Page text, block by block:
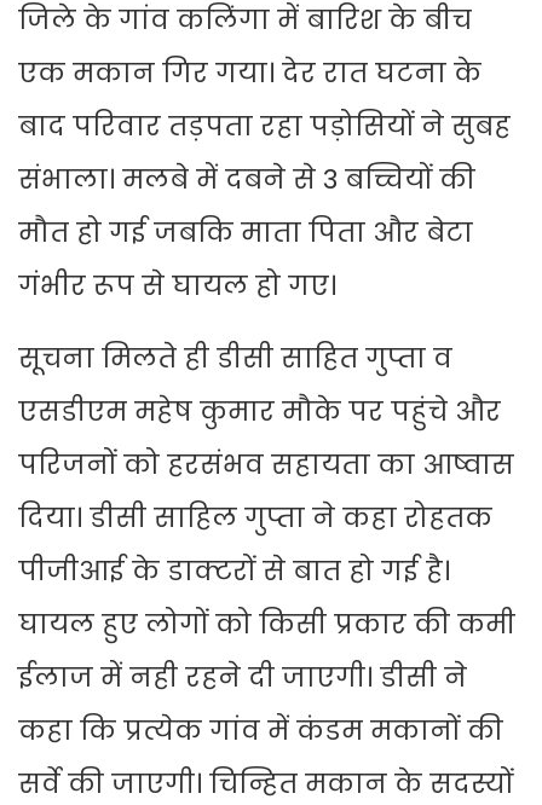
जिले के गांव कलिंगा में बारिश के बीच
एक मकान गिर गया। देर रात घटना के
बाद परिवार तड़पता रहा पड़ोसियों ने सुबह
संभाला। मलबे में दबने से 3 बच्चियों की
मौत हो गई जबकि माता पिता और बेटा
गंभीर रूप से घायल हो गए।
सूचना मिलते ही डीसी साहित गुप्ता व
एसडीएम महेष कुमार मौके पर पहुंचे और
परिजनों को हरसंभव सहायता का आष्वास
दिया। डीसी साहिल गुप्ता ने कहा रोहतक
पीजीआई के डाक्टरों से बात हो गई है।
घायल हुए लोगों को किसी प्रकार की कमी
ईलाज में नही रहने दी जाएगी। डीसी ने
कहा कि प्रत्येक गांव में कंडम मकानों की
सर्वे की जाएगी। चिन्हित मकान के सदस्यों